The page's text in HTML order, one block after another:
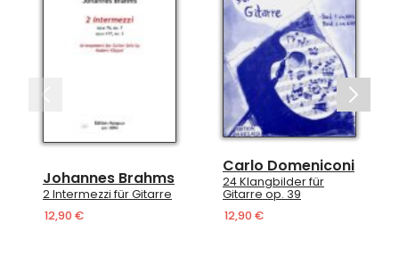
Brahms
für Gitarre
Carlo Domeniconi
24 Klangbilder für
Gitarre op. 39
Carlo
24